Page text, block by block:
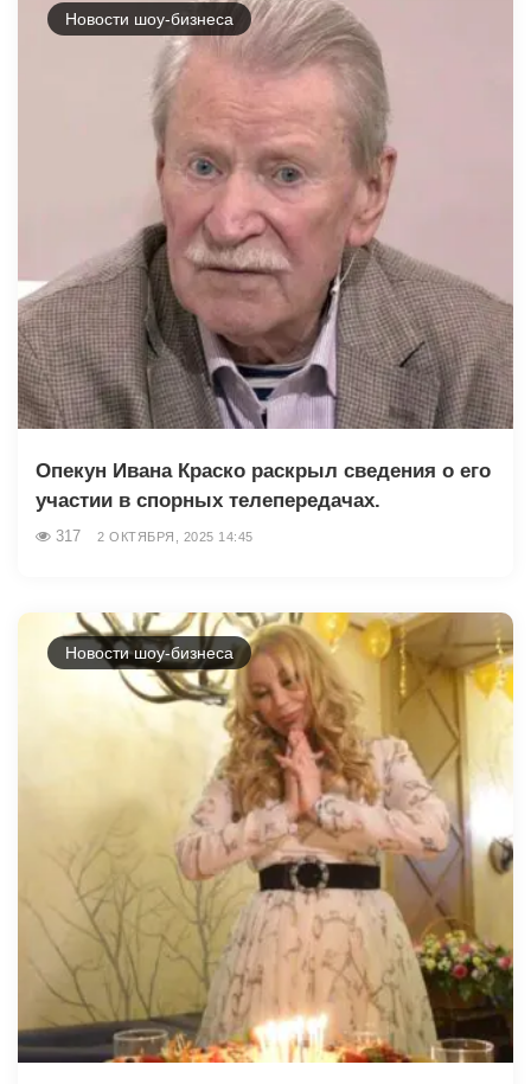
Новости шоу-бизнеса
Опекун Ивана Краско раскрыл сведения о его
участии в спорных телепередачах.
317 2 ОКТЯБРЯ, 2025 14:45
Новости шоу-бизнеса